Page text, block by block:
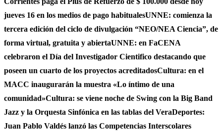
jueves 16 en los medios de pago habitualesUNNE: comienza la
tercera edición del ciclo de divulgación “NEO/NEA Ciencia”, de
forma virtual, gratuita y abiertaUNNE: en FaCENA
celebraron el Día del Investigador Cientifico destacando que
poseen un cuarto de los proyectos acreditadosCultura: en el
MACC inaugurarán la muestra «Lo íntimo de una
comunidad»Cultura: se viene noche de Swing con la Big Band
Jazz y la Orquesta Sinfónica en las tablas del VeraDeportes:
Juan Pablo Valdés lanzó las Competencias Interscolares